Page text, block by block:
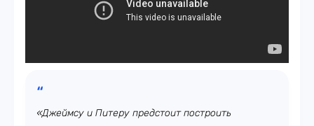
«Джеймсу и Питеру предстоит построить